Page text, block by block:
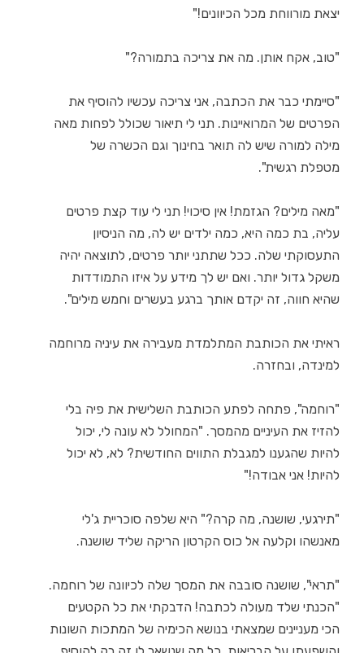
יצאת מורווחת מכל הכיוונים!"
"טוב, אקח אותן. מה את צריכה בתמורה?"
"סיימתי כבר את הכתבה, אני צריכה עכשיו להוסיף את
הפרטים של המרואיינות. תני לי תיאור שכולל לפחות מאה
מילה למורה שיש לה תואר בחינוך וגם הכשרה של
מטפלת רגשית".
"מאה מילים? הגזמת! אין סיכוי! תני לי עוד קצת פרטים
עליה, בת כמה היא, כמה ילדים יש לה, מה הניסיון
התעסוקתי שלה. ככל שתתני יותר פרטים, לתוצאה יהיה
משקל גדול יותר. ואם יש לך מידע על איזו התמודדות
שהיא חווה, זה יקדם אותך ברגע בעשרים וחמש מילים".
ראיתי את הכותבת המתלמדת מעבירה את עיניה מרוחמה
למינדה, ובחזרה.
"רוחמה", פתחה לפתע הכותבת השלישית את פיה בלי
להזיז את העיניים מהמסך. "המחולל לא עונה לי, יכול
להיות שהגענו למגבלת התווים החודשית? לא, לא יכול
להיות! אני אבודה!"
"תירגעי, שושנה, מה קרה?" היא שלפה סוכריית ג'לי
מאנשהו וקלעה אל כוס הקרטון הריקה שליד שושנה.
"תראי", שושנה סובבה את המסך שלה לכיוונה של רוחמה.
"הכנתי שלד מעולה לכתבה! הדבקתי את כל הקטעים
הכי מעניינים שמצאתי בנושא הכימיה של המתכות השונות